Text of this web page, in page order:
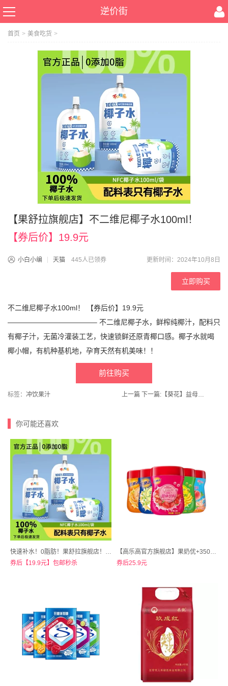
逆价街
首页 > 美食吃货 >
【果舒拉旗舰店】不二维尼椰子水100ml！
【券后价】19.9元
小白小编 天猫 445人已领券 更新时间：2024年10月8日
立即购买
不二维尼椰子水100ml！ 【券后价】19.9元
————————————– 不二维尼椰子水，鲜榨纯椰汁，配料只
有椰子汁，无菌冷灌装工艺，快速锁鲜还原青椰口感。椰子水就喝
椰小帽，有机种基机地，孕育天然有机美味！！
前往购买
标签： 冲饮果汁 上一篇 下一篇: 【葵花】益母艾草泡脚药包90包
你可能还喜欢
快速补水！0脂肪！果舒拉旗舰店！B9不二维尼椰子水
券后【19.9元】包邮秒杀
【高乐高官方旗舰店】果奶优+350g草莓味果珍果汁粉
券后25.9元